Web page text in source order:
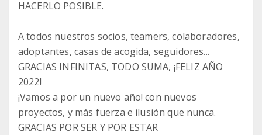
HACERLO POSIBLE.
A todos nuestros socios, teamers, colaboradores,
adoptantes, casas de acogida, seguidores...
GRACIAS INFINITAS, TODO SUMA, ¡FELIZ AÑO
2022!
¡Vamos a por un nuevo año! con nuevos
proyectos, y más fuerza e ilusión que nunca.
GRACIAS POR SER Y POR ESTAR